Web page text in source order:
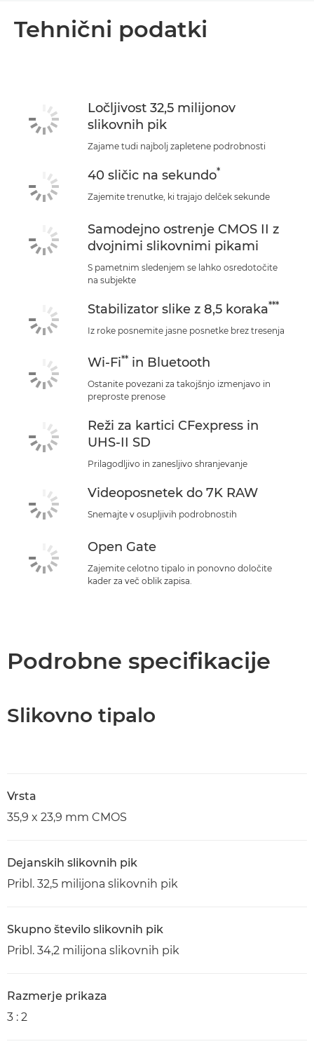
Tehnični podatki
Ločljivost 32,5 milijonov
slikovnih pik
Zajame tudi najbolj zapletene podrobnosti
40 sličic na sekundo*
Zajemite trenutke, ki trajajo delček sekunde
Samodejno ostrenje CMOS II z
dvojnimi slikovnimi pikami
S pametnim sledenjem se lahko osredotočite
na subjekte
Stabilizator slike z 8,5 koraka***
Iz roke posnemite jasne posnetke brez tresenja
Wi-Fi** in Bluetooth
Ostanite povezani za takojšnjo izmenjavo in
preproste prenose
Reži za kartici CFexpress in
UHS-II SD
Prilagodljivo in zanesljivo shranjevanje
Videoposnetek do 7K RAW
Snemajte v osupljivih podrobnostih
Open Gate
Zajemite celotno tipalo in ponovno določite
kader za več oblik zapisa.
Podrobne specifikacije
Slikovno tipalo
Vrsta
35,9 x 23,9 mm CMOS
Dejanskih slikovnih pik
Pribl. 32,5 milijona slikovnih pik
Skupno število slikovnih pik
Pribl. 34,2 milijona slikovnih pik
Razmerje prikaza
3 : 2